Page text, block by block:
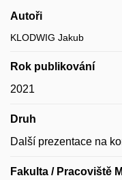
Autoři
KLODWIG Jakub
Rok publikování
2021
Druh
Další prezentace na
Fakulta / Pracoviště